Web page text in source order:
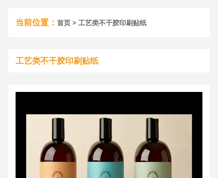
当前位置：首页 > 工艺类不干胶印刷贴纸
工艺类不干胶印刷贴纸